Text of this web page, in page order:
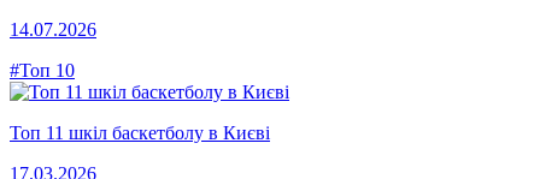
14.07.2026
#Топ 10
Топ 11 шкіл баскетболу в Києві
17.03.2026